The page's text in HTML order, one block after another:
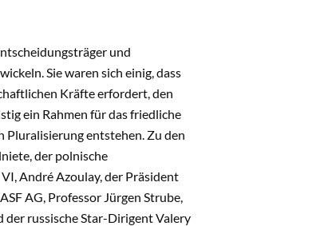
und
Sie waren sich einig, dass
Kräfte erfordert, den
ein Rahmen für das friedliche
Pluralisierung entstehen. Zu den
der polnische
André Azoulay, der Präsident
AG, Professor Jürgen Strube,
der russische Star-Dirigent Valery